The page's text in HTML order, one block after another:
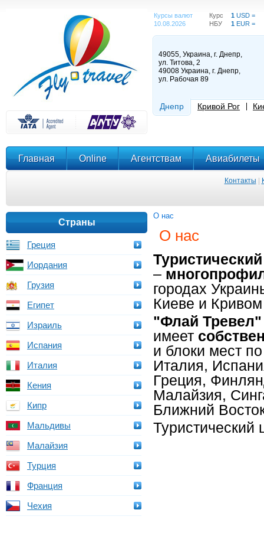
Курсы валют
10.08.2026
Курс
НБУ
1 USD =
1 EUR =
49055, Украина, г. Днепр,
ул. Титова, 2
49008 Украина, г. Днепр,
ул. Рабочая 89
Днепр Кривой Рог
Главная Online Агентствам Авиабилеты
Контакты
Страны
Греция
Иордания
Грузия
Египет
Израиль
Испания
Италия
Кения
Кипр
Мальдивы
Малайзия
Турция
Франция
Чехия
О нас
О нас
–
городах
Киеве и
"Флай Тревел"
имеет
и блоки мест
Италия,
Греция,
Малайзия,
Ближний